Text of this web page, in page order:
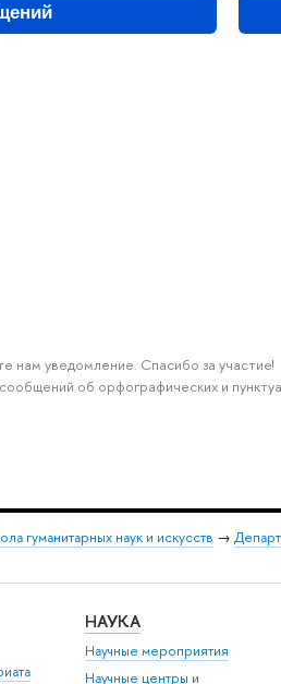
нам уведомление. Спасибо за участие!
об орфографических и
гуманитарных наук и искусств →
НАУКА
Научные мероприятия
Научные центры и